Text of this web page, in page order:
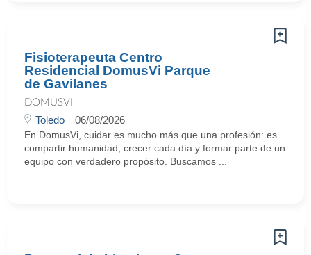
Fisioterapeuta Centro
Residencial DomusVi Parque
de Gavilanes
DOMUSVI
Toledo 06/08/2026
En DomusVi, cuidar es mucho más que una profesión: es
compartir humanidad, crecer cada día y formar parte de un
equipo con verdadero propósito. Buscamos ...